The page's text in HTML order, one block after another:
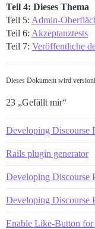
Teil 4: Dieses Thema
Teil 5: Admin-
Teil 6: Akzeptanztests
Teil 7: Veröffentliche
Dieses Dokument wird
23 „Gefällt mir“
Developing Discourse
Rails plugin generator
Developing Discourse
Developing Discourse
Enable Like-Button